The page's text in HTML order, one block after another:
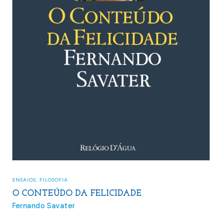
ENSAIOS, FILOSOFIA
O CONTEÚDO DA FELICIDADE
Fernando Savater